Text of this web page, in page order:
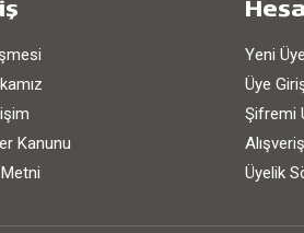
Kanunu
Yeni
Üye
Şifremi
Üyelik